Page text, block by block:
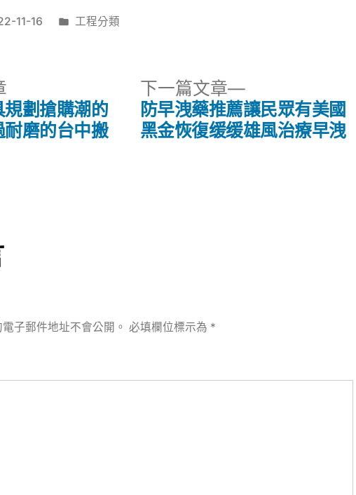
11-16
分
工程分類
一
篇
劃搶購潮的
磨的台中搬
下一篇文章
下
一
篇
防早洩藥推薦讓民眾有美國
黑金恢復缓缓雄風治療早洩
子郵件地址不會公開。 必填欄位標示為 *